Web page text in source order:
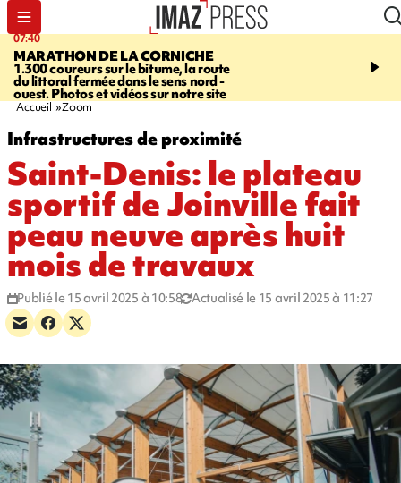
07:40
MARATHON DE LA CORNICHE
1.300 coureurs sur le bitume, la route
du littoral fermée dans le sens nord -
ouest. Photos et vidéos sur notre site
10:33
l’enfance - une
Accueil Zoom
Infrastructures de proximité
Saint-Denis: le plateau
sportif de Joinville fait
peau neuve après huit
mois de travaux
Publié le 15 avril 2025 à 10:58 Actualisé le 15 avril 2025 à 11:27